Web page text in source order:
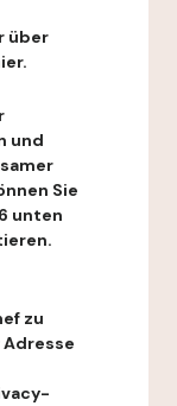
über
und
Sie
unten
zu